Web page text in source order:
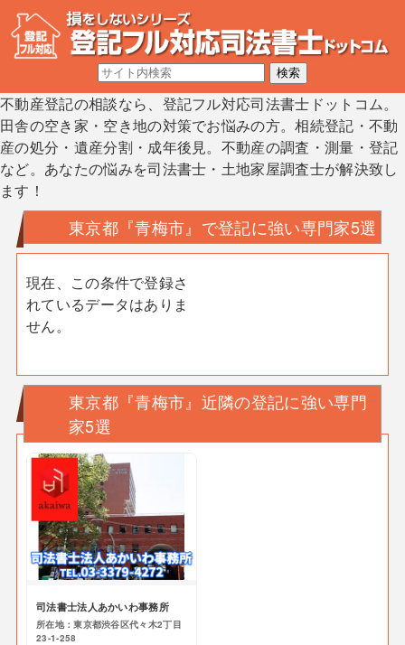
不動産登記の相談なら、登記フル対応司法書士ドットコム。
田舎の空き家・空き地の対策でお悩みの方。相続登記・不動
産の処分・遺産分割・成年後見。不動産の調査・測量・登記
など。あなたの悩みを司法書士・土地家屋調査士が解決致し
ます！
東京都『青梅市』で登記に強い専門家5選
現在、この条件で登録さ
れているデータはありま
せん。
東京都『青梅市』近隣の登記に強い専門
家5選
司法書士法人あかいわ事務所
所在地：東京都渋谷区代々木2丁目
23-1-258